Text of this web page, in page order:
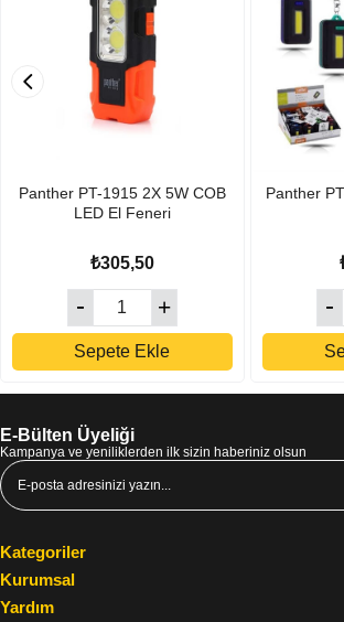
Panther PT-1915 2X 5W COB
LED El Feneri
₺305,50
Sepete Ekle
Panther
E-Bülten Üyeliği
Kampanya ve yeniliklerden ilk sizin haberiniz olsun
Kategoriler
Kurumsal
Yardım